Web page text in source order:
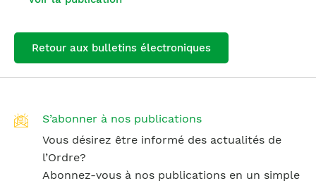
Retour aux bulletins électroniques
S’abonner à nos publications
Vous désirez être informé des actualités de
l’Ordre?
Abonnez-vous à nos publications en un simple